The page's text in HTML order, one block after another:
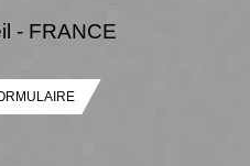
- FRANCE